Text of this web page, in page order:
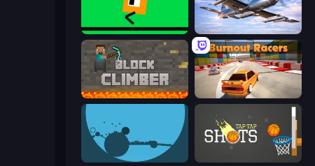
Oh, flip! Fighter Aircraft Pilot
Block Climber Burnout Racers
circloO